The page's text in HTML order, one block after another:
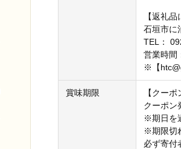
【返礼
石垣市に
TEL：
営業時間
※【
賞味期限
【クーポ
クーポン
※期日を
※期限切
必ず寄付